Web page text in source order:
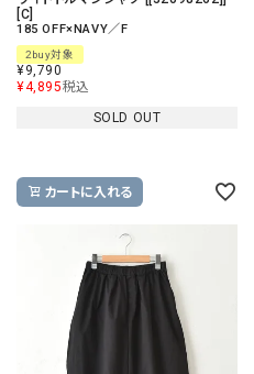
[C]
185 OFF×NAVY／F
2buy対象
¥9,790
¥4,895税込
SOLD OUT
カートに入れる